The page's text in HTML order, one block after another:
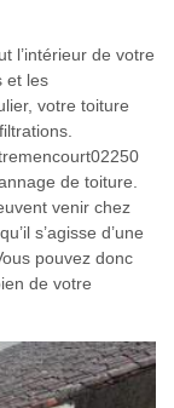
l’intérieur de votre
et les
votre toiture
de toiture.
venir chez
s’agisse d’une
pouvez donc
de votre